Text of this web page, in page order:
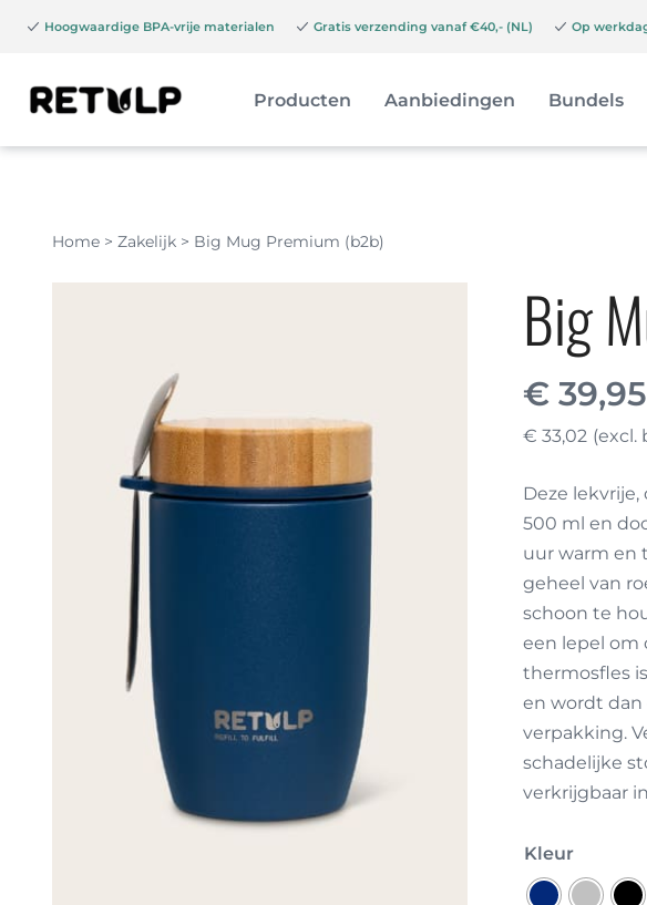
Hoogwaardige BPA-vrije materialen Gratis verzending vanaf €40,- (NL) Op
Producten Aanbiedingen Bundels
Home > Zakelijk > Big Mug Premium (b2b)
Big
€ 39,95
€ 33,02
Deze
500 ml en
uur warm en
geheel van
schoon te
een lepel om
thermosfles
en wordt dan
verpakking.
schadelijke
verkrijgbaar
Kleur